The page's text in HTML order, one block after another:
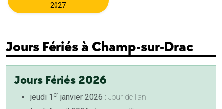
2027
Jours Fériés à Champ-sur-Drac
Jours Fériés 2026
jeudi 1 er janvier 2026 : Jour de l'an